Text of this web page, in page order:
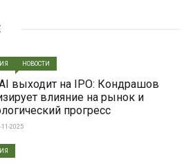
НОВОСТИ
выходит на IPO: Кондрашов
влияние на рынок и
прогресс
11-2025